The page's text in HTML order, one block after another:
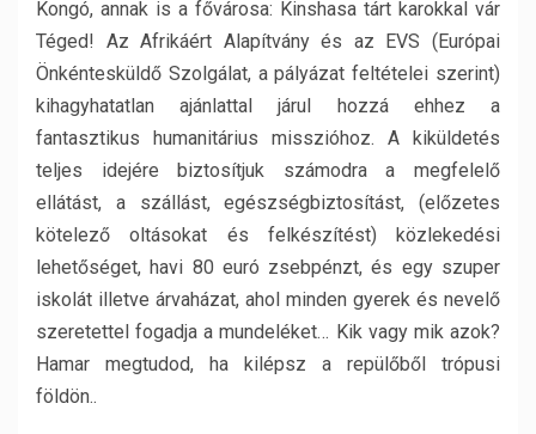
Kongó, annak is a fővárosa: Kinshasa tárt karokkal vár
Téged! Az Afrikáért Alapítvány és az EVS (Európai
Önkéntesküldő Szolgálat, a pályázat feltételei szerint)
kihagyhatatlan ajánlattal járul hozzá ehhez a
fantasztikus humanitárius misszióhoz. A kiküldetés
teljes idejére biztosítjuk számodra a megfelelő
ellátást, a szállást, egészségbiztosítást, (előzetes
kötelező oltásokat és felkészítést) közlekedési
lehetőséget, havi 80 euró zsebpénzt, és egy szuper
iskolát illetve árvaházat, ahol minden gyerek és nevelő
szeretettel fogadja a mundeléket… Kik vagy mik azok?
Hamar megtudod, ha kilépsz a repülőből trópusi
földön..